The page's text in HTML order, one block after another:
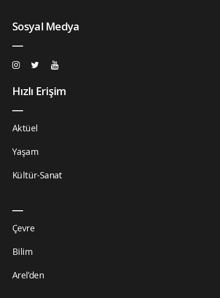
Sosyal Medya
Hızlı Erişim
Aktüel
Yaşam
Kültür-Sanat
Çevre
Bilim
Arel’den